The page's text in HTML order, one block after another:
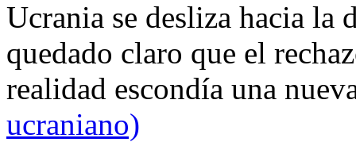
Ucrania se desliza hacia
quedado claro que el
realidad escondía una
ucraniano)